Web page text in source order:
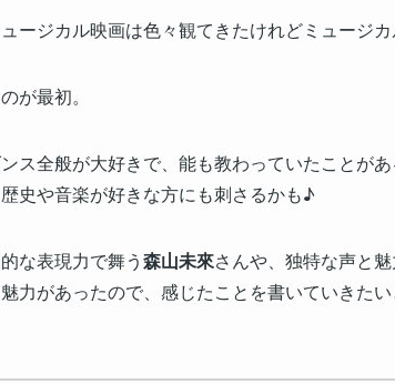
ージカル映画は色々観てきたけれどミュージ
が最初。
ス全般が大好きで、能も教わっていたことが
史や音楽が好きな方にも刺さるかも♪
な表現力で舞う森山未來さんや、独特な声と
力があったので、感じたことを書いていきた